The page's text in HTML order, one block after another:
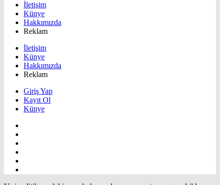
İletişim
Künye
Hakkımızda
Reklam
İletişim
Künye
Hakkımızda
Reklam
Giriş Yap
Kayıt Ol
Künye